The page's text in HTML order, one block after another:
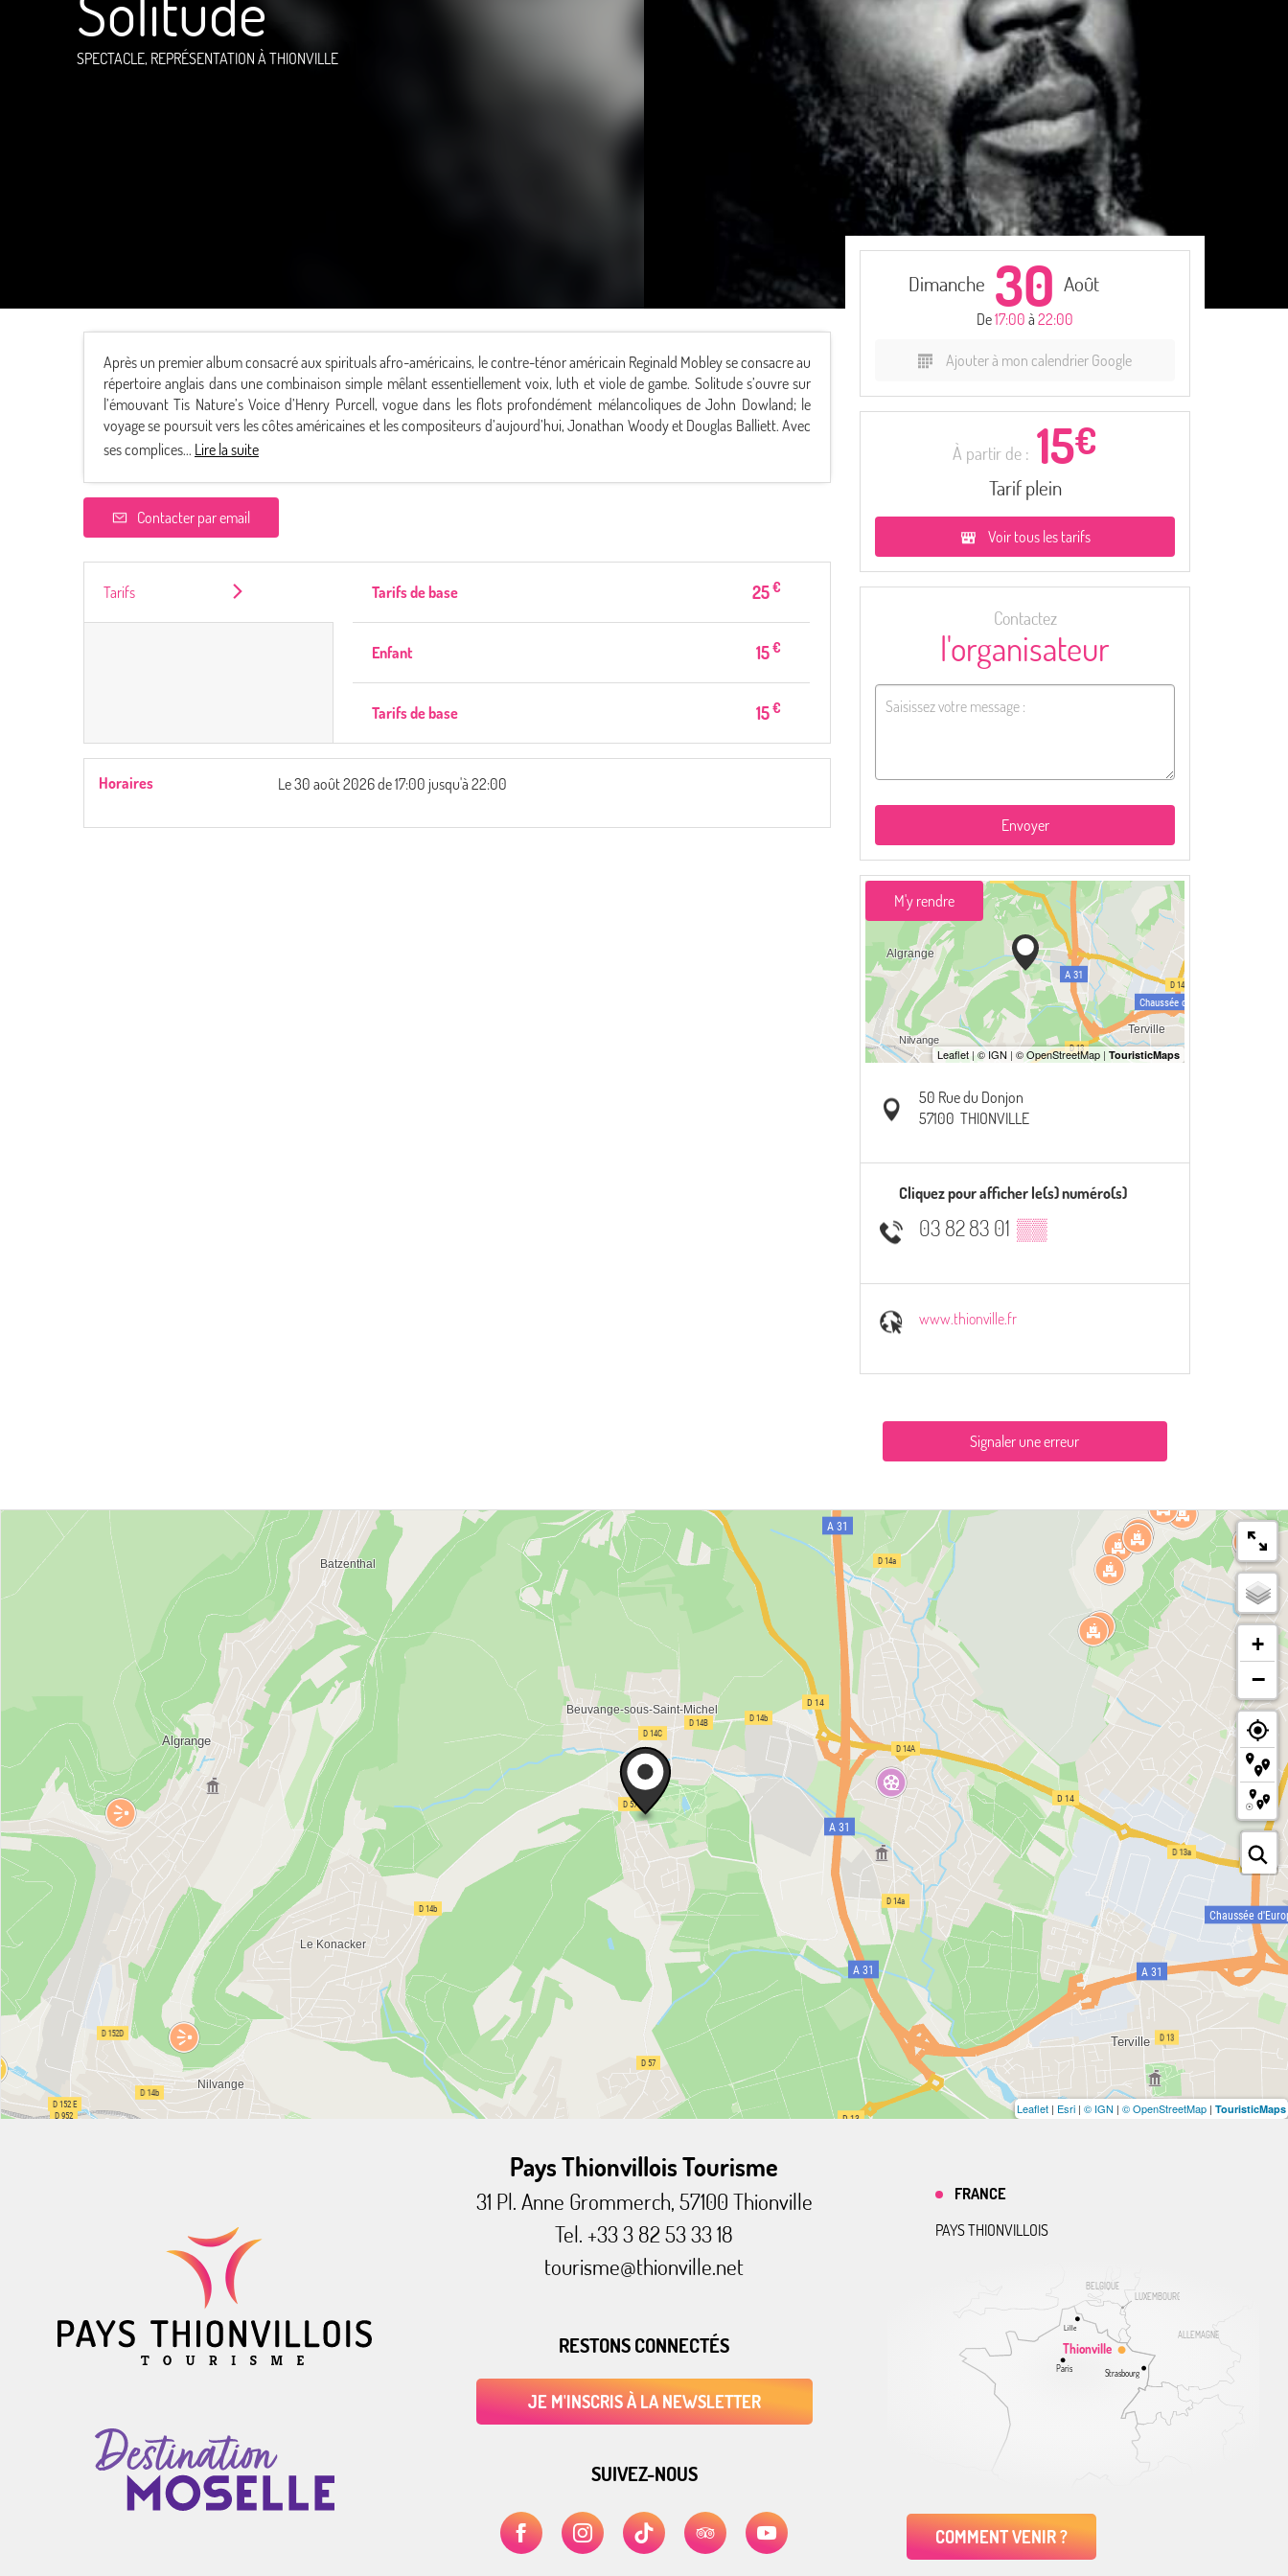
SPECTACLE, REPRÉSENTATION À THIONVILLE
Après un premier album consacré aux spirituals afro-américains, le contre-ténor américain Reginald Mobley se consacre au
répertoire anglais dans une combinaison simple mêlant essentiellement voix, luth et viole de gambe. Solitude s’ouvre sur
l’émouvant Tis Nature’s Voice d’Henry Purcell, vogue dans les flots profondément mélancoliques de John Dowland; le
voyage se poursuit vers les côtes américaines et les compositeurs d’aujourd’hui, Jonathan Woody et Douglas Balliett. Avec
ses complices... Lire la suite
Contacter par email
Tarifs Tarifs de base 25€
Enfant 15€
Tarifs de base 15€
Horaires Le30 août 2026de 17:00 jusqu'à 22:00
Dimanche 30 Août
De17:00 à 22:00
Ajouter à mon calendrier Google
À partir de : 15€
Tarif plein
Voir tous les tarifs
Contactez
l'organisateur
Envoyer
M'y rendre
50 Rue du Donjon
57100 THIONVILLE
Cliquez pour afficher le(s) numéro(s)
03 82 83 01 ▒▒
www.thionville.fr
Signaler une erreur
+
−
Leaflet | Esri | © IGN | © OpenStreetMap | TouristicMaps
Pays Thionvillois Tourisme
31 Pl. Anne Grommerch, 57100 Thionville
Tel. +33 3 82 53 33 18
tourisme@thionville.net
RESTONS CONNECTÉS
JE M'INSCRIS À LA NEWSLETTER
SUIVEZ-NOUS
ALLEMAGNE
BELGIQUE
LUXEMBOURG
Thionville
Lille
Paris Strasbourg
FRANCE
PAYS THIONVILLOIS
COMMENT VENIR ?